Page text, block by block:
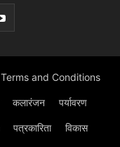
Terms and Conditions
कलारंजन पर्यावरण
पत्रकारिता विकास